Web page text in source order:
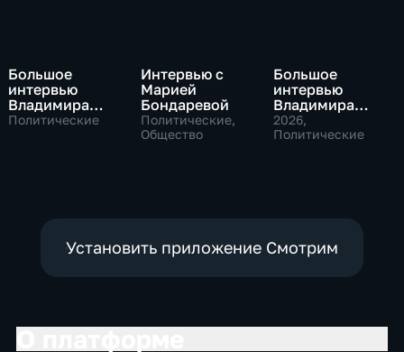
Большое
интервью
Владимира
Путина Сергею
Политические
Интервью с
Марией
Бондаревой
Политические,
Общество
Большое
интервью
Владимира
Соловьева
Роджеру
2026,
Политические
Установить приложение Смотрим